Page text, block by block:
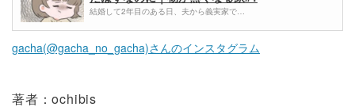
結婚して2年目のある日、夫から義実家で…
gacha(@gacha_no_gacha)さんのインスタグラム
著者：ochibis